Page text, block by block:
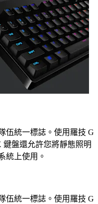
伍統一標誌。使用羅技 G
盤還允許您將靜態照明
統上使用。
伍統一標誌。使用羅技 G